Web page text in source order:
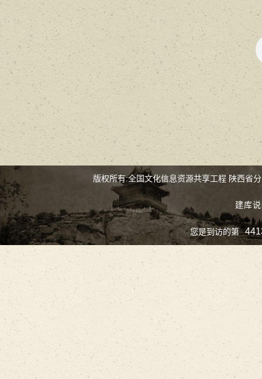
版权所有:全国文化信息资源共享工程 陕西省
建库
您是到访的第